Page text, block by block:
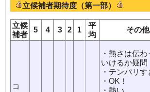
立候補者期待度（第一部）
立候
補者
5 4 3 2 1
平
均
その
コ
・熱さは伝
いけるか疑問
・テンパリす
・OK！
・熱い